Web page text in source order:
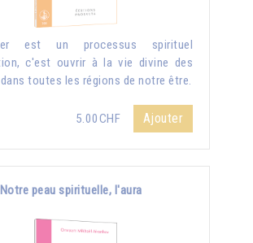
est un processus spirituel
c'est ouvrir à la vie divine des
toutes les régions de notre être.
5.00CHF Ajouter
Notre peau spirituelle, l'aura